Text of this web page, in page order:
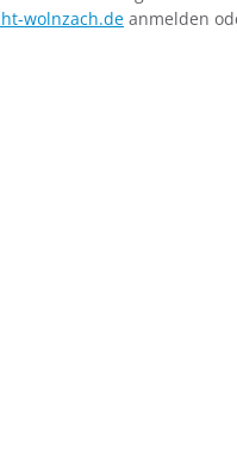
wolnzach.de anmelden